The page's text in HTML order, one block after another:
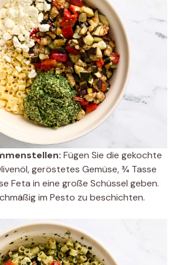
Fügen Sie die gekochte
geröstetes Gemüse, ¾ Tasse
Feta in eine große Schüssel geben.
im Pesto zu beschichten.